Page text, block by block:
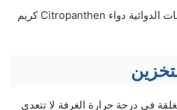
تنتج شركة ويسر للصناعات الدوائية دواء Citropanthen كريم
في درجة حرارة الغرفة لا تتعدى